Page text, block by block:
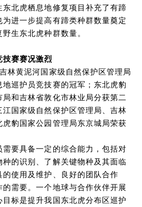
东北虎栖息地修复项目补充了有蹄
进一步提高有蹄类种群数量奠定
生东北虎种群数量。
技赛赛况激烈
林黄泥河国家级自然保护区管理局
巡护员竞技赛的冠军；东北虎豹
局和吉林省敦化市林业局分获第二
国家级自然保护区管理局、吉林
豹国家公园管理局东京城局荣获
要具备一定的综合能力，包括对
的识别、了解关键物种及其面临
使用及维护、良好的团队合作
需要。一个地球与合作伙伴开展
标是提升我国东北虎分布区巡护